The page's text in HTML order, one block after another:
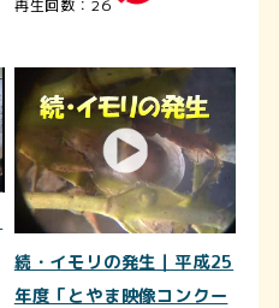
再生回数：26
続・イモリの発生｜平成25
年度「とやま映像コンクー